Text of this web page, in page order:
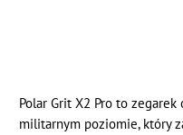
Polar Grit X2 Pro to
militarnym poziomie, który